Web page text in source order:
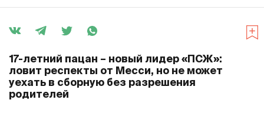
17-летний пацан – новый лидер «ПСЖ»:
ловит респекты от Месси, но не может
уехать в сборную без разрешения
родителей